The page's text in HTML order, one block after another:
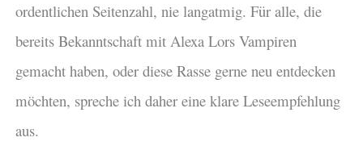
ordentlichen Seitenzahl, nie langatmig. Für alle, die
bereits Bekanntschaft mit Alexa Lors Vampiren
gemacht haben, oder diese Rasse gerne neu entdecken
möchten, spreche ich daher eine klare Leseempfehlung
aus.